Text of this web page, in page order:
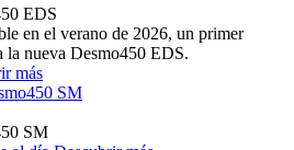
EDS
en el verano de 2026, un primer
la nueva Desmo450 EDS.
más
SM
SM